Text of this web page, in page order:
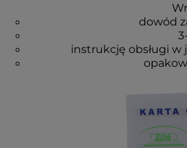
dowód
instrukcję obsługi